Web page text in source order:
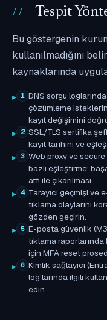
Tespit
Bu göstergenin
kullanılmadığını
kaynaklarında
1 DNS sorgu
çözümleme
kayıt değişimini
2 SSL/TLS sertifika
kayıt tarihini ve
3 Web proxy ve
bazlı eşleştirme;
atfı ile çıkarılması.
4 Tarayıcı geçmişi ve
tıklama olaylarını
gözden geçirin.
5 E-posta güvenlik
tıklama raporlarında
için MFA reset
6 Kimlik sağlayıcı
log'larında ilgili
edin.